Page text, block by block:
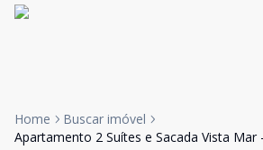
Home
Buscar imóvel
Apartamento 2 Suítes e Sacada Vista Mar